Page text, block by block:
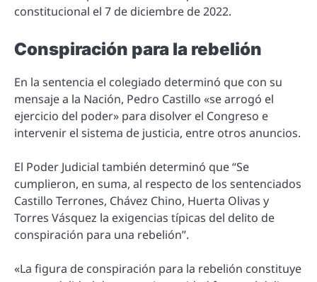
constitucional el 7 de diciembre de 2022.
Conspiración para la rebelión
En la sentencia el colegiado determinó que con su
mensaje a la Nación, Pedro Castillo «se arrogó el
ejercicio del poder» para disolver el Congreso e
intervenir el sistema de justicia, entre otros anuncios.
El Poder Judicial también determinó que “Se
cumplieron, en suma, al respecto de los sentenciados
Castillo Terrones, Chávez Chino, Huerta Olivas y
Torres Vásquez la exigencias típicas del delito de
conspiración para una rebelión”.
«La figura de conspiración para la rebelión constituye